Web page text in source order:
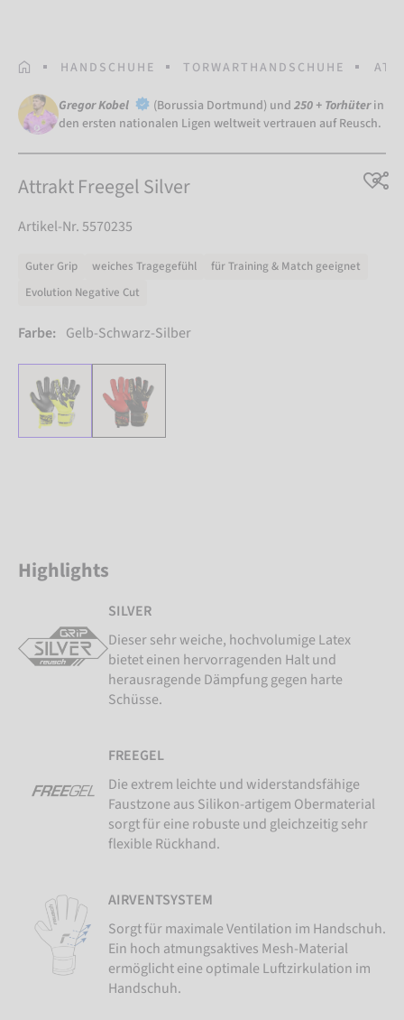
STARTSEITEHANDSCHUHE TORWARTHANDSCHUHE
Gregor Kobel (Borussia Dortmund) und 250 + Torhüter in
den ersten nationalen Ligen weltweit vertrauen auf Reusch.
Attrakt Freegel Silver
Artikel-Nr. 5570235
Guter Grip weiches Tragegefühl
für Training & Match geeignet
Evolution Negative Cut
Farbe: Gelb-Schwarz-Silber
Highlights
SILVER
Dieser sehr weiche, hochvolumige Latex
bietet einen hervorragenden Halt und
herausragende Dämpfung gegen harte
Schüsse.
FREEGEL
Die extrem leichte und widerstandsfähige
Faustzone aus Silikon-artigem Obermaterial
sorgt für eine robuste und gleichzeitig sehr
flexible Rückhand.
AIRVENTSYSTEM
Sorgt für maximale Ventilation im Handschuh.
Ein hoch atmungsaktives Mesh-Material
ermöglicht eine optimale Luftzirkulation im
Handschuh.